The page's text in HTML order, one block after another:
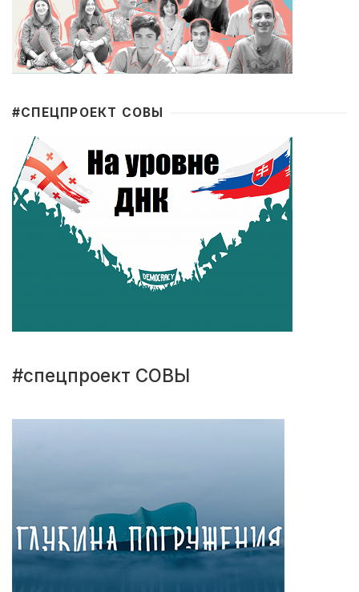
#CПЕЦПРОЕКТ СОВЫ
#спецпроект СОВЫ